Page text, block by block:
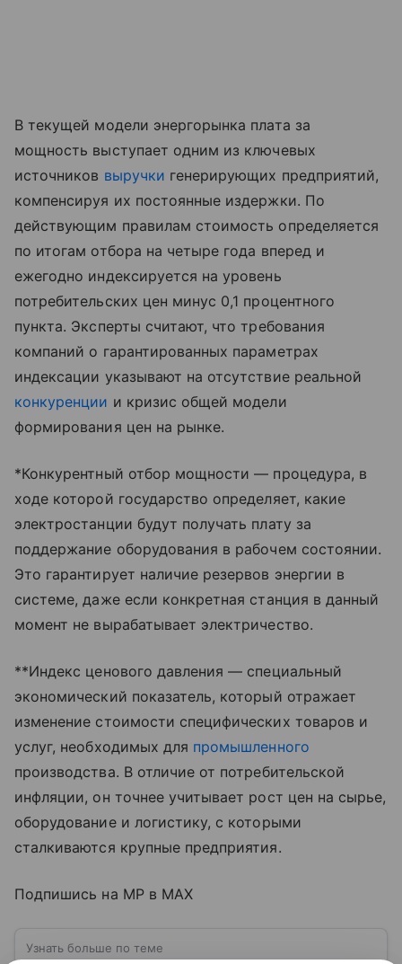
В текущей модели энергорынка плата за
мощность выступает одним из ключевых
источников выручки генерирующих предприятий,
компенсируя их постоянные издержки. По
действующим правилам стоимость определяется
по итогам отбора на четыре года вперед и
ежегодно индексируется на уровень
потребительских цен минус 0,1 процентного
пункта. Эксперты считают, что требования
компаний о гарантированных параметрах
индексации указывают на отсутствие реальной
конкуренции и кризис общей модели
формирования цен на рынке.
*Конкурентный отбор мощности — процедура, в
ходе которой государство определяет, какие
электростанции будут получать плату за
поддержание оборудования в рабочем состоянии.
Это гарантирует наличие резервов энергии в
системе, даже если конкретная станция в данный
момент не вырабатывает электричество.
**Индекс ценового давления — специальный
экономический показатель, который отражает
изменение стоимости специфических товаров и
услуг, необходимых для промышленного
производства. В отличие от потребительской
инфляции, он точнее учитывает рост цен на сырье,
оборудование и логистику, с которыми
сталкиваются крупные предприятия.
Подпишись на MP в MAX
Узнать больше по теме